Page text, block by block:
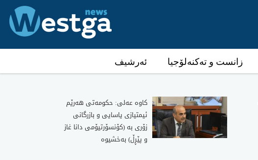
زانست و تەکنەلۆجیا ئەرشیف
كاوه‌ عه‌لی‌: حكومه‌تی‌ هه‌رێم
ئیمتیازی یاسایی و بازرگانی
زۆری به‌ (كۆنسۆرتیۆمی دانا غاز
و پێڕڵ) به‌خشیوه‌